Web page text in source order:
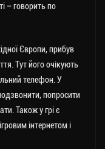
– говорить по
Європи, прибув
Тут його очікують
телефон. У
попросити
Також у грі є
інтернетом і